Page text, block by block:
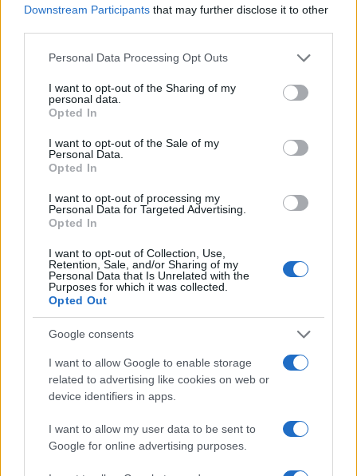
Downstream Participants that may further disclose it to other
Please note that this website/app uses one or more Google
not limited to your visit or usage behaviour. You may click to
grant or deny consent to Google and its third-party tags to
use your data for below specified purposes in below Google
consent section.
Personal Data Processing Opt Outs
I want to opt-out of the Sharing of my
personal data.
Opted In
I want to opt-out of the Sale of my
Personal Data.
Opted In
I want to opt-out of processing my
Personal Data for Targeted Advertising.
Opted In
I want to opt-out of Collection, Use,
Retention, Sale, and/or Sharing of my
Personal Data that Is Unrelated with the
Purposes for which it was collected.
Opted Out
Google consents
I want to allow Google to enable storage
related to advertising like cookies on web or
device identifiers in apps.
I want to allow my user data to be sent to
Google for online advertising purposes.
Όροι Χρήσης. Το site προστατεύεται από reCAPTCHA, ισχύουν
Πολιτική Απορρήτου& της Google.
ΕΠΙΤΟΚΙΑ
ΚΕΝΤΡΙΚΗ ΤΡΑΠΕΖΑ ΠΕΚΙΝΟ
Share:
Ακολουθήστε το Νewsit.gr στοGoogle News
ενημερωθείτε πρώτοι για όλη την ειδησεογραφία και τα
τελευταία νέατης ημέρας
Πιο δημοφιλή
Έφυγαν οι συνεργάτες, μένει η Μαρία
Καρυστιανού - Η επόμενη μέρα για την